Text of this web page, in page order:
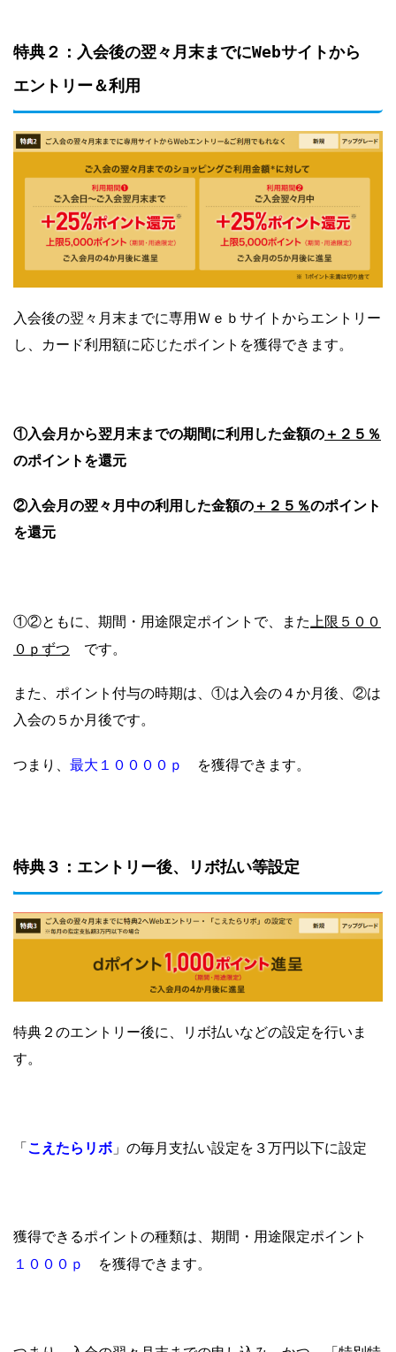
特典２：入会後の翌々月末までにWebサイトから
エントリー＆利用
入会後の翌々月末までに専用Ｗｅｂサイトからエントリー
し、カード利用額に応じたポイントを獲得できます。
①入会月から翌月末までの期間に利用した金額の＋２５％
のポイントを還元
②入会月の翌々月中の利用した金額の＋２５％のポイント
を還元
①②ともに、期間・用途限定ポイントで、また 上限５００
０ｐずつ です。
また、ポイント付与の時期は、①は入会の４か月後、②は
入会の５か月後です。
つまり、 最大１００００ｐ を獲得できます。
特典３：エントリー後、リボ払い等設定
特典２のエントリー後に、リボ払いなどの設定を行いま
す。
「こえたらリボ 」の毎月支払い設定を３万円以下に設定
獲得できるポイントの種類は、期間・用途限定ポイント
１０００ｐ を獲得できます。